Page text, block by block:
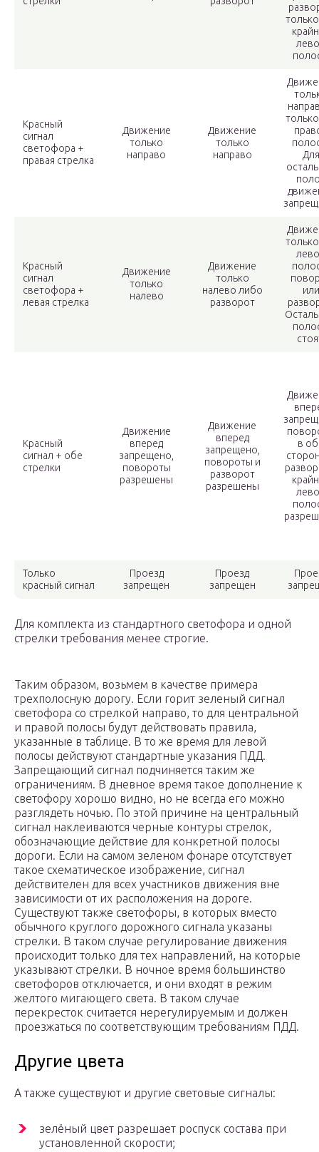
Красный
сигнал
светофора +
правая стрелка
Движение
только
направо
Движение
только
направо
Для
Красный
сигнал
светофора +
левая стрелка
Движение
только
налево
Движение
только
налево либо
разворот
или
Красный
сигнал + обе
стрелки
Движение
вперед
запрещено,
повороты
разрешены
Движение
вперед
запрещено,
повороты и
разворот
разрешены
в
Только
красный сигнал
Проезд
запрещен
Проезд
запрещен
Для комплекта из стандартного светофора и одной
стрелки требования менее строгие.
Таким образом, возьмем в качестве примера
трехполосную дорогу. Если горит зеленый сигнал
светофора со стрелкой направо, то для центральной
и правой полосы будут действовать правила,
указанные в таблице. В то же время для левой
полосы действуют стандартные указания ПДД.
Запрещающий сигнал подчиняется таким же
ограничениям. В дневное время такое дополнение к
светофору хорошо видно, но не всегда его можно
разглядеть ночью. По этой причине на центральный
сигнал наклеиваются черные контуры стрелок,
обозначающие действие для конкретной полосы
дороги. Если на самом зеленом фонаре отсутствует
такое схематическое изображение, сигнал
действителен для всех участников движения вне
зависимости от их расположения на дороге.
Существуют также светофоры, в которых вместо
обычного круглого дорожного сигнала указаны
стрелки. В таком случае регулирование движения
происходит только для тех направлений, на которые
указывают стрелки. В ночное время большинство
светофоров отключается, и они входят в режим
желтого мигающего света. В таком случае
перекресток считается нерегулируемым и должен
проезжаться по соответствующим требованиям ПДД.
Другие цвета
А также существуют и другие световые сигналы:
зелёный цвет разрешает роспуск состава при
установленной скорости;